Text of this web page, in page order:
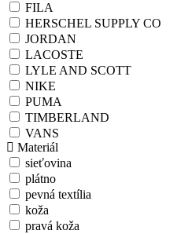
FILA
HERSCHEL SUPPLY CO
JORDAN
LACOSTE
LYLE AND SCOTT
NIKE
PUMA
TIMBERLAND
VANS
Materiál
sieťovina
plátno
pevná textília
koža
pravá koža